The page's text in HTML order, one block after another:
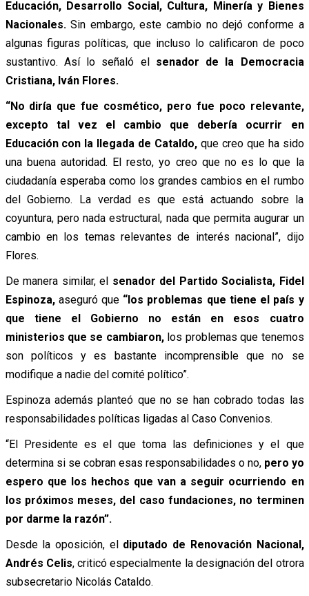
Educación, Desarrollo Social, Cultura, Minería y Bienes
Nacionales. Sin embargo, este cambio no dejó conforme a
algunas figuras políticas, que incluso lo calificaron de poco
sustantivo. Así lo señaló el senador de la Democracia
Cristiana, Iván Flores.
“No diría que fue cosmético, pero fue poco relevante,
excepto tal vez el cambio que debería ocurrir en
Educación con la llegada de Cataldo, que creo que ha sido
una buena autoridad. El resto, yo creo que no es lo que la
ciudadanía esperaba como los grandes cambios en el rumbo
del Gobierno. La verdad es que está actuando sobre la
coyuntura, pero nada estructural, nada que permita augurar un
cambio en los temas relevantes de interés nacional”, dijo
Flores.
De manera similar, el senador del Partido Socialista, Fidel
Espinoza,aseguró que “los problemas que tiene el país y
que tiene el Gobierno no están en esos cuatro
ministerios que se cambiaron,los problemas que tenemos
son políticos y es bastante incomprensible que no se
modifique a nadie del comité político”.
Espinoza además planteó que no se han cobrado todas las
responsabilidades políticas ligadas al Caso Convenios.
“El Presidente es el que toma las definiciones y el que
determina si se cobran esas responsabilidades o no, pero yo
espero que los hechos que van a seguir ocurriendo en
los próximos meses, del caso fundaciones, no terminen
por darme la razón”.
Desde la oposición, el diputado de Renovación Nacional,
Andrés Celis, criticó especialmente la designación del otrora
subsecretario Nicolás Cataldo.